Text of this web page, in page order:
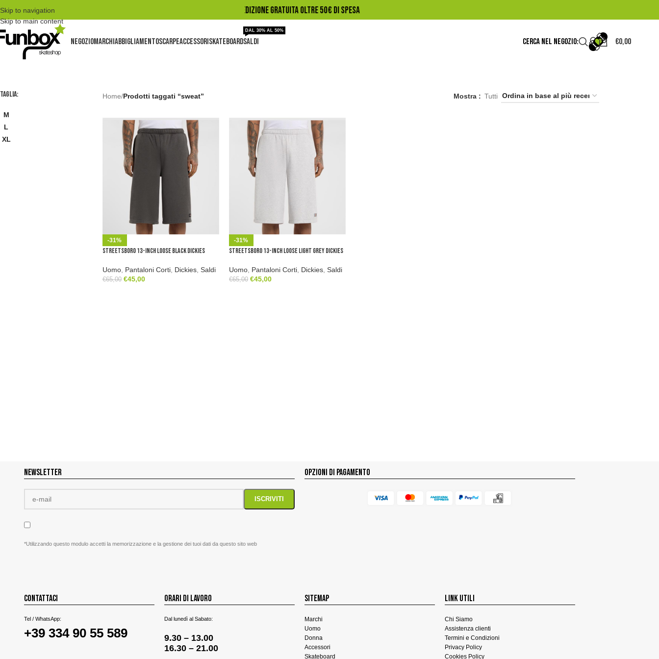
Skip to navigation
Skip to main content
🛹️ SPEDIZIONE GRATUITA OLTRE 50€ DI SPESA
NEGOZIOMARCHIABBIGLIAMENTOSCARPEACCESSORISKATEBOARDSALDI
DAL 30% AL 50%
CERCA NEL NEGOZIO: €0,00
TAGLIA:
M
L
XL
Home/Prodotti taggati “sweat” Mostra Tutti
-31%
Streetsboro 13-Inch Loose Black Dickies
Uomo, Pantaloni Corti, Dickies, Saldi
€65,00 €45,00
-31%
Streetsboro 13-Inch Loose Light Grey Dickies
Uomo, Pantaloni Corti, Dickies, Saldi
€65,00 €45,00
NEWSLETTER
*Utilizzando questo modulo accetti la memorizzazione e la gestione dei tuoi dati da questo sito web
OPZIONI DI PAGAMENTO
CONTATTACI
Tel / WhatsApp:
+39 334 90 55 589
ORARI DI LAVORO
Dal lunedì al Sabato:
9.30 – 13.00
16.30 – 21.00
SITEMAP
Marchi
Uomo
Donna
Accessori
Skateboard
LINK UTILI
Chi Siamo
Assistenza clienti
Termini e Condizioni
Privacy Policy
Cookies Policy